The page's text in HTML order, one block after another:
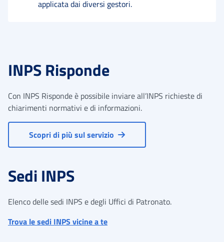
applicata dai diversi gestori.
INPS Risponde
Con INPS Risponde è possibile inviare all’INPS richieste di
chiarimenti normativi e di informazioni.
Scopri di più sul servizio
Sedi INPS
Elenco delle sedi INPS e degli Uffici di Patronato.
Trova le sedi INPS vicine a te